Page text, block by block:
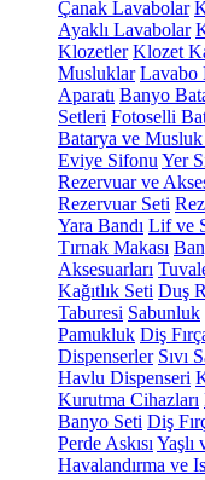
Çanak Lavabolar
Ayaklı Lavabolar
Klozetler Klozet
Musluklar Lavabo
Aparatı Banyo
Setleri Fotoselli
Batarya ve Musluk
Eviye Sifonu Yer
Rezervuar ve
Rezervuar Seti
Yara Bandı Lif ve
Tırnak Makası
Aksesuarları
Kağıtlık Seti Duş
Taburesi Sabunluk
Pamukluk Diş
Dispenserler Sıvı
Havlu Dispenseri
Kurutma Cihazları
Banyo Seti Diş
Perde Askısı Yaşlı
Havalandırma ve